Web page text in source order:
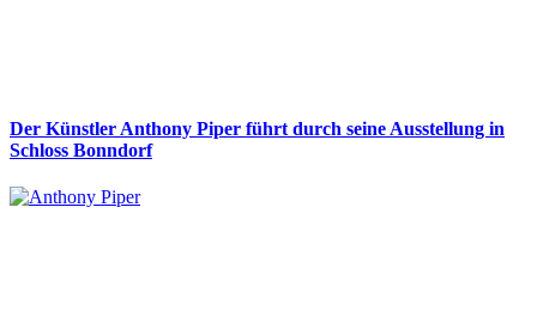
Der Künstler Anthony Piper führt durch seine Ausstellung in
Schloss Bonndorf